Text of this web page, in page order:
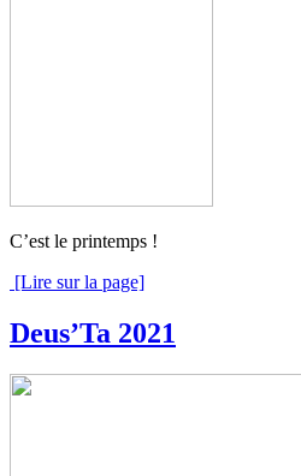
C’est le printemps !
[Lire sur la page]
Deus’Ta 2021